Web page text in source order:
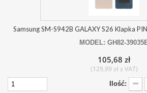
Samsung SM-S942B GALAXY S26 Klapka
MODEL: GH82-
105,68 zł
(129,99 zł z VAT)
Ilość: